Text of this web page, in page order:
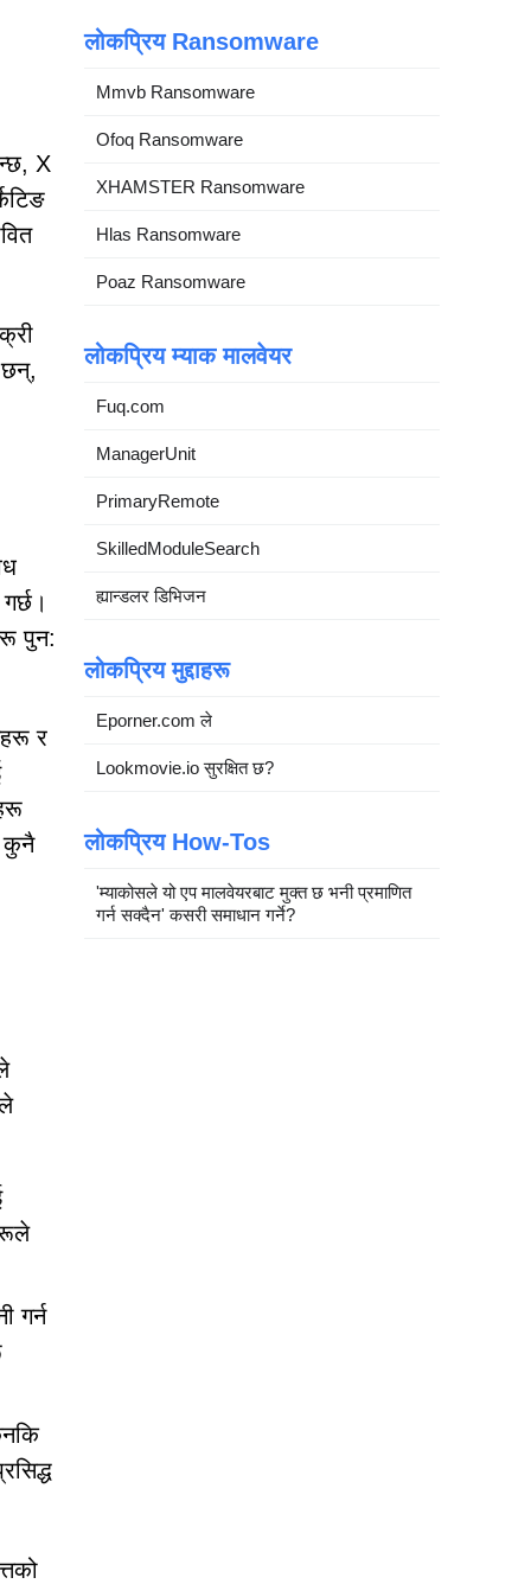
X
पुन:
र
कुनै
गर्न
लोकप्रिय Ransomware
Mmvb Ransomware
Ofoq Ransomware
XHAMSTER Ransomware
Hlas Ransomware
Poaz Ransomware
लोकप्रिय म्याक मालवेयर
Fuq.com
ManagerUnit
PrimaryRemote
SkilledModuleSearch
ह्यान्डलर डिभिजन
लोकप्रिय मुद्दाहरू
Eporner.com ले
Lookmovie.io सुरक्षित छ?
लोकप्रिय How-Tos
'म्याकोसले यो एप मालवेयरबाट मुक्त छ भनी प्रमाणित
गर्न सक्दैन' कसरी समाधान गर्ने?